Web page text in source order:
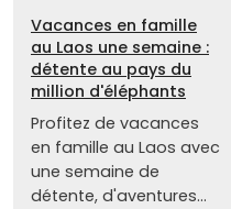
Vacances en famille
au Laos une semaine :
détente au pays du
million d'éléphants
Profitez de vacances
en famille au Laos avec
une semaine de
détente, d'aventures...